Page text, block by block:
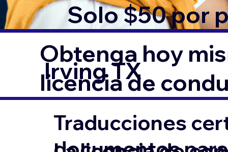
Solo $50 por
Obtenga hoy
licencia de
Irving TX
Traducciones